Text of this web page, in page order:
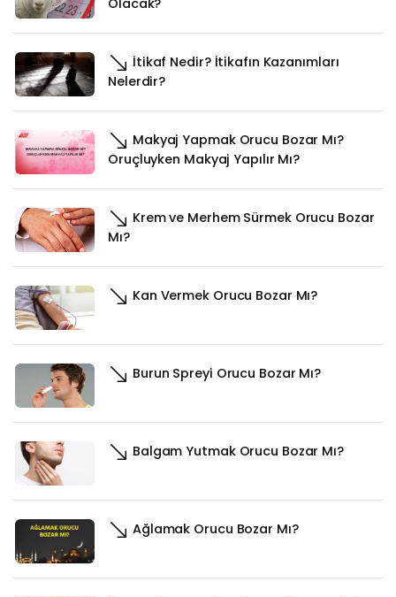
Olacak?
İtikaf Nedir? İtikafın Kazanımları
Nelerdir?
Makyaj Yapmak Orucu Bozar Mı?
Oruçluyken Makyaj Yapılır Mı?
Krem ve Merhem Sürmek Orucu Bozar
Mı?
Kan Vermek Orucu Bozar Mı?
Burun Spreyi Orucu Bozar Mı?
Balgam Yutmak Orucu Bozar Mı?
Ağlamak Orucu Bozar Mı?